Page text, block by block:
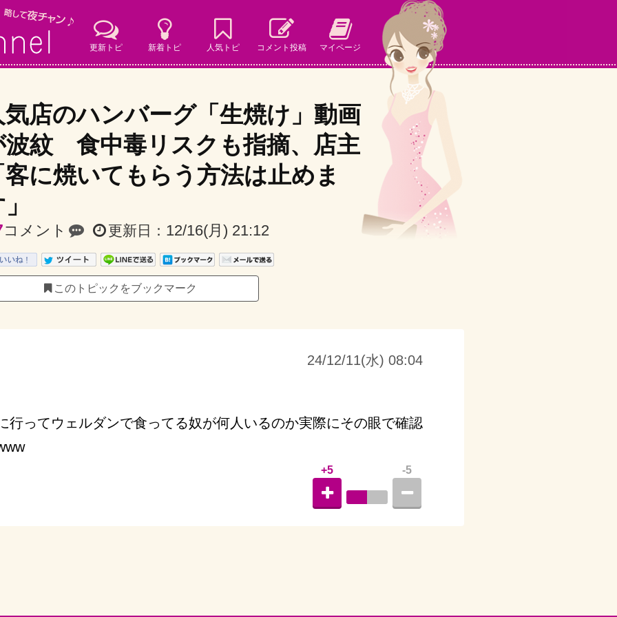
気店のハンバーグ「生焼け」動画
波紋 食中毒リスクも指摘、店主
客に焼いてもらう方法は止めま
コメント 更新日： 12/16(月) 21:12
このトピックをブックマーク
24/12/11(水) 08:04
行ってウェルダンで食ってる奴が何人いるのか実際にその眼で確認
-5
+5
更新トピ 新着トピ 人気トピ コメント投稿 マイページ